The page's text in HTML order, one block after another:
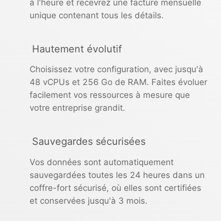
à l'heure et recevrez une facture mensuelle
unique contenant tous les détails.
Hautement évolutif
Choisissez votre configuration, avec jusqu'à
48 vCPUs et 256 Go de RAM. Faites évoluer
facilement vos ressources à mesure que
votre entreprise grandit.
Sauvegardes sécurisées
Vos données sont automatiquement
sauvegardées toutes les 24 heures dans un
coffre-fort sécurisé, où elles sont certifiées
et conservées jusqu'à 3 mois.